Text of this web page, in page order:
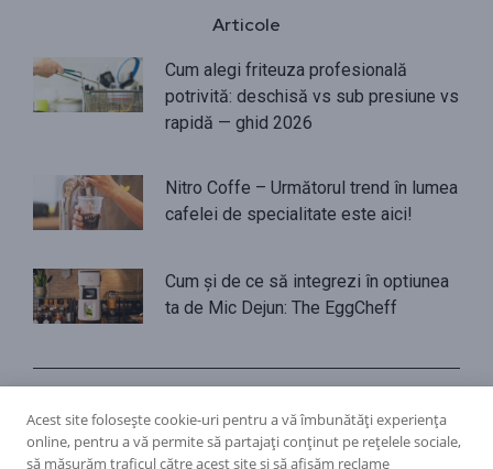
Articole
Cum alegi friteuza profesională
potrivită: deschisă vs sub presiune vs
rapidă — ghid 2026
Nitro Coffe – Următorul trend în lumea
cafelei de specialitate este aici!
Cum și de ce să integrezi în optiunea
ta de Mic Dejun: The EggCheff
Acest site folosește cookie-uri pentru a vă îmbunătăți experiența
online, pentru a vă permite să partajați conținut pe rețelele sociale,
să măsurăm traficul către acest site și să afișăm reclame